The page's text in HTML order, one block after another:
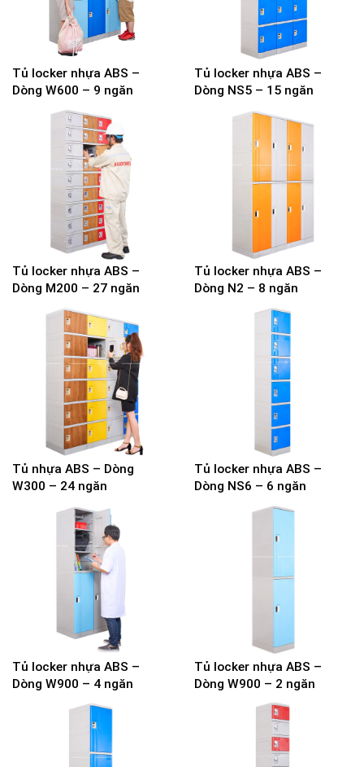
Tủ locker nhựa ABS –
Dòng W600 – 9 ngăn
Tủ locker nhựa ABS –
Dòng NS5 – 15 ngăn
Tủ locker nhựa ABS –
Dòng M200 – 27 ngăn
Tủ locker nhựa ABS –
Dòng N2 – 8 ngăn
Tủ nhựa ABS – Dòng
W300 – 24 ngăn
Tủ locker nhựa ABS –
Dòng NS6 – 6 ngăn
Tủ locker nhựa ABS –
Dòng W900 – 4 ngăn
Tủ locker nhựa ABS –
Dòng W900 – 2 ngăn